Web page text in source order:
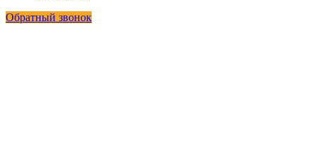
Обратный звонок